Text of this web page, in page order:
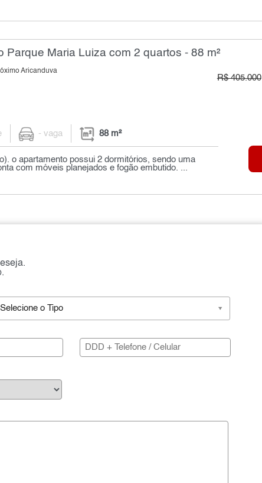
Parque Maria Luiza com 2 quartos - 88 m²
Aricanduva
R$ 405.000
- vaga 88 m²
o apartamento possui 2 dormitórios, sendo uma
com móveis planejados e fogão embutido. ...
Selecione o Tipo